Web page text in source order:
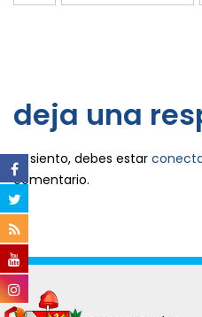
deja una
Lo siento, debes estar
comentario.